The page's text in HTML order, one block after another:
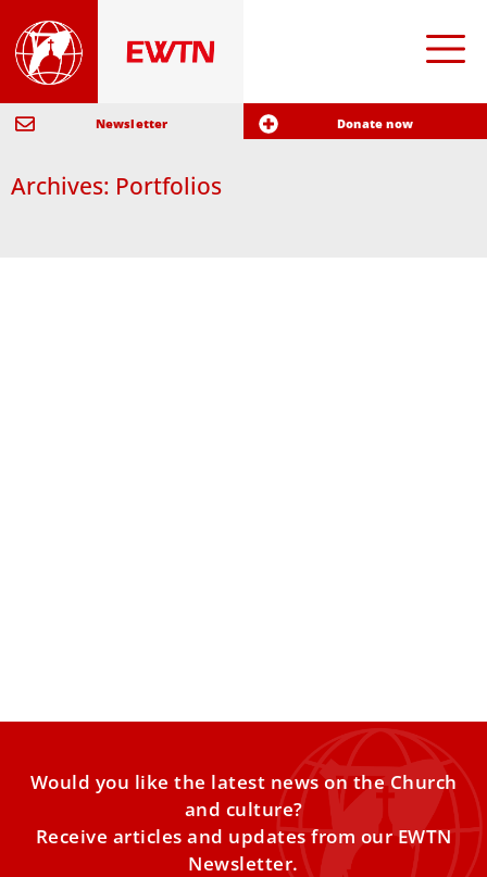
Newsletter Donate now
Archives: Portfolios
Would you like the latest news on the Church
and culture?
Receive articles and updates from our EWTN
Newsletter.